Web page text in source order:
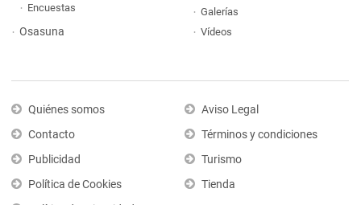
Encuestas
Osasuna
Galerías
Vídeos
Quiénes somos
Contacto
Publicidad
Política de Cookies
Aviso Legal
Términos y condiciones
Turismo
Tienda